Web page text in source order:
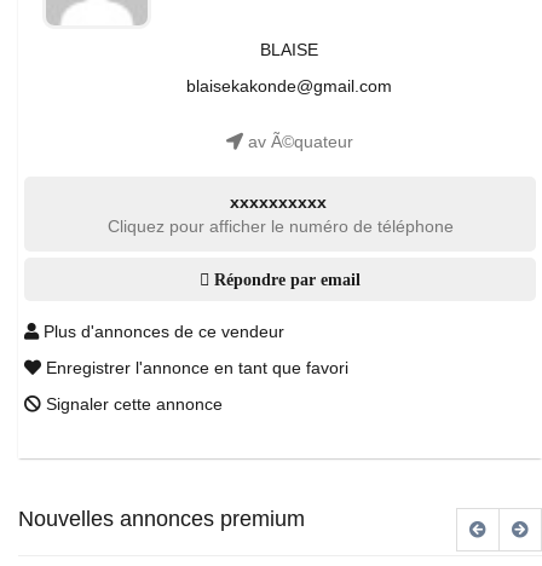
BLAISE
blaisekakonde@gmail.com
av Ã©quateur
xxxxxxxxxx
Cliquez pour afficher le numéro de téléphone
Répondre par email
Plus d'annonces de ce vendeur
Enregistrer l'annonce en tant que favori
Signaler cette annonce
Nouvelles annonces premium